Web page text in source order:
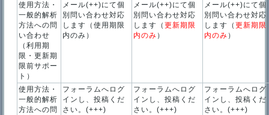
使用方法・
一般的解析
方法への問
い合わせ
（利用期
限・更新期
限前サポー
ト）
メール(++)にて個
別問い合わせ対応
します（使用期限
内のみ）
メール(++)にて個
別問い合わせ対応
します（更新期限
内のみ ）
メール(++)にて個
別問い合わせ対応
します（更新期限
内のみ ）
使用方法・
一般的解析
方法への問
フォーラムへログ
インし、投稿くだ
さい。(+++)
フォーラムへログ
インし、投稿くだ
さい。(+++)
フォーラムへログ
インし、投稿くだ
さい。(+++)